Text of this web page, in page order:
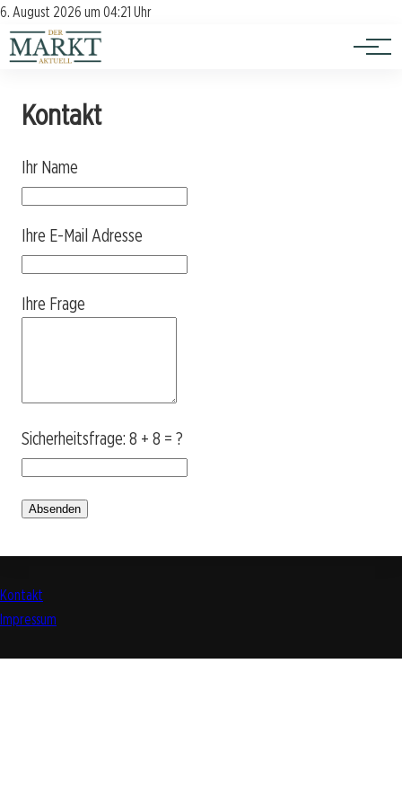
6. August 2026 um 04:21 Uhr
Kontakt
Impressum
Investition
Verbraucherschutz
Kontakt
Ihr Name
Ihre E-Mail Adresse
Ihre Frage
Sicherheitsfrage: 8 + 8 = ?
Absenden
Kontakt
Impressum